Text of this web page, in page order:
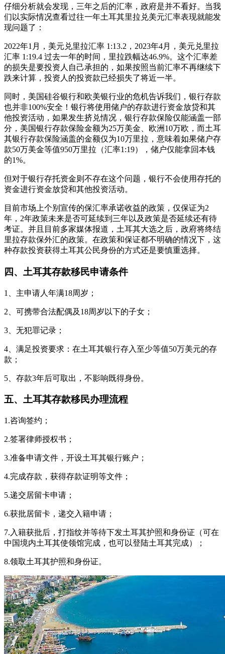
仔细分析就会发现，三年之后的汇率，政府是并不看好。当我
们以实际情况查看过往一年土耳其里拉兑美元汇率表现就能发
现问题了：
2022年1月，美元兑里拉汇率 1:13.2，2023年4月，美元兑里拉
汇率 1:19.4 过去一年的时间，里拉跌幅达46.9%。这个汇率差
的损失是要投资人自己承担的，如果按照当前汇率不再继续下
跌来计算，投资人的投资款已经损失了将近一半。
同时，美国硅谷银行和欧美银行业的危机告诉我们，银行存款
也并非100%安全！银行将使用储户的存款进行资金放贷和其
他投资活动，如果发生挤兑情况，银行存款保险仅能涵盖一部
分，美国银行存款保险金额为25万美金、欧洲10万欧，而土耳
其银行存款保险涵盖的金额仅为10万里拉，意味着如果储户存
款50万美金等值950万里拉（汇率1:19），储户仅能拿回本钱
的1%。
但对于银行存托资金则不存在这个问题，银行不会使用存托的
资金进行资金放贷和其他投资活动。
目前市场上个别宣传的保汇率承诺收益的政策，仅保证为2
年，2年政策未来是否可延续到三年以及政策是否延续还有待
考证。并且目前多家媒体报道，土耳其大选之后，政府将终结
里拉存款保外汇的政策。在政策和保证都不明确的情况下，这
种存款投资获得土耳其公民身份的方式还是要慎重选择。
四、土耳其存款移民申请条件
1、主申请人年满18周岁；
2、可携带合法配偶及18周岁以下的子女；
3、无犯罪记录；
4、满足投资要求：在土耳其银行存入至少等值50万美元的存
款；
5、存款3年后可取出，不影响既得身份。
五、土耳其存款移民办理流程
1.咨询签约；
2.签署律师授权书；
3.准备申请文件，开设土耳其银行账户；
4.完成存款，获得存款证明等文件；
5.递交居留卡申请；
6.获批居留卡，递交入籍申请；
7.入籍获批后，打指纹并等待下发土耳其护照和身份证（可在
中国境内土耳其使领馆完成，也可以登陆土耳其完成）；
8.领取土耳其护照和身份证。